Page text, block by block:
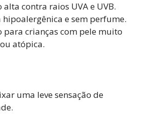
alta contra raios UVA e UVB.
hipoalergênica e sem perfume.
para crianças com pele muito
atópica.
uma leve sensação de